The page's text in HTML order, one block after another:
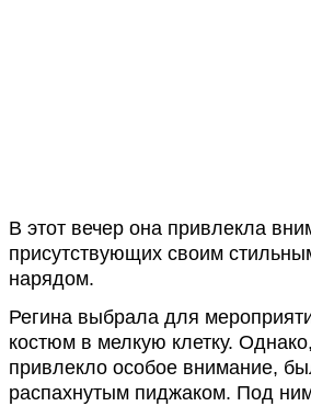
В этот вечер она привлекла
присутствующих своим
нарядом.
Регина выбрала для
костюм в мелкую клетку.
привлекло особое внимание,
распахнутым пиджаком. Под